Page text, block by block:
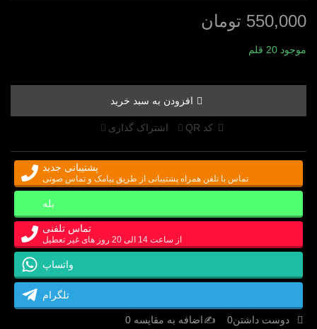
550,000 تومان
موجود 20 قلم
افزودن به سبد خرید
کد QR اشتراک گذاری
پشتیبانی جدید
تماس با تلفن همراه پشتیبانی از طریق پیامک و تماس صوتی
بله
تماس تلفنی
از ساعت 14 الی 20 روز های غیر تعطیل
واتساپ
تلگرام
دوست داشتن0 اضافه به مقایسه 0